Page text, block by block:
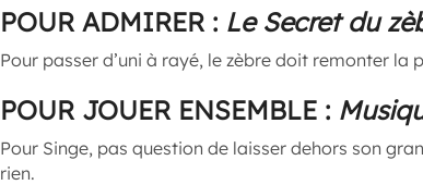
POUR ADMIRER : Le Secret du
Pour passer d’uni à rayé, le zèbre doit remonter la
POUR JOUER ENSEMBLE :
Pour Singe, pas question de laisser dehors son
rien.